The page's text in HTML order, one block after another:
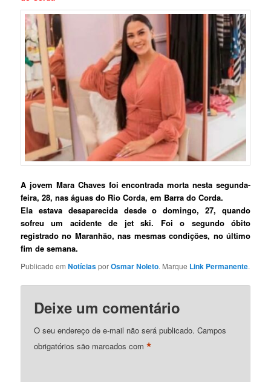
A jovem Mara Chaves foi encontrada morta nesta segunda-
feira, 28, nas águas do Rio Corda, em Barra do Corda.
Ela estava desaparecida desde o domingo, 27, quando
sofreu um acidente de jet ski. Foi o segundo óbito
registrado no Maranhão, nas mesmas condições, no último
fim de semana.
Publicado emNotíciasporOsmar Noleto. Marque Link Permanente.
Deixe um comentário
O seu endereço de e-mail não será publicado. Campos
obrigatórios são marcados com*